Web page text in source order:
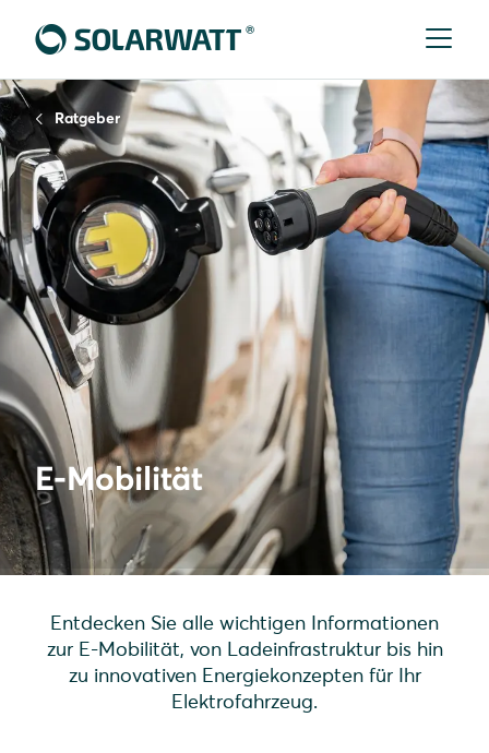
Ratgeber
E-Mobilität
Entdecken Sie alle wichtigen Informationen
zur E-Mobilität, von Ladeinfrastruktur bis hin
zu innovativen Energiekonzepten für Ihr
Elektrofahrzeug.